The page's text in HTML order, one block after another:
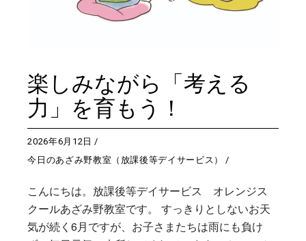
楽しみながら「考える
力」を育もう！
2026年6月12日
今日のあざみ野教室（放課後等デイサービス）
こんにちは。放課後等デイサービス オレンジス
クールあざみ野教室です。 すっきりとしないお天
気が続く6月ですが、お子さまたちは雨にも負け